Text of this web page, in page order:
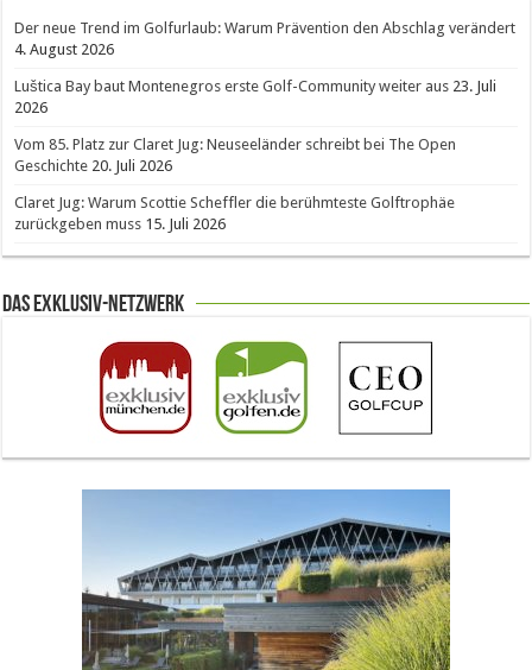
Der neue Trend im Golfurlaub: Warum Prävention den Abschlag verändert
4. August 2026
Luštica Bay baut Montenegros erste Golf-Community weiter aus 23. Juli
2026
Vom 85. Platz zur Claret Jug: Neuseeländer schreibt bei The Open
Geschichte 20. Juli 2026
Claret Jug: Warum Scottie Scheffler die berühmteste Golftrophäe
zurückgeben muss 15. Juli 2026
Das Exklusiv-Netzwerk